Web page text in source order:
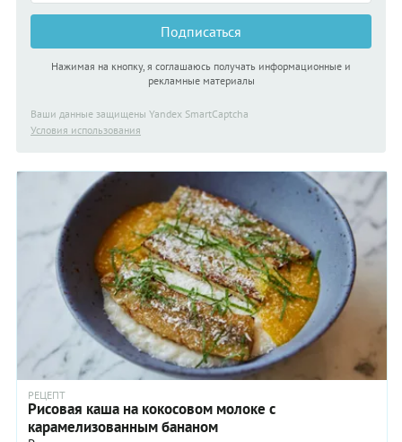
Подписаться
Нажимая на кнопку, я соглашаюсь получать информационные и
рекламные материалы
Ваши данные защищены Yandex SmartCaptcha
Условия использования
РЕЦЕПТ
Рисовая каша на кокосовом молоке с
карамелизованным бананом